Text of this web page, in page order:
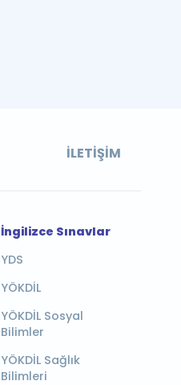
İLETIŞIM
İngilizce Sınavlar
YDS
YÖKDİL
YÖKDİL Sosyal
Bilimler
YÖKDİL Sağlık
Bilimleri